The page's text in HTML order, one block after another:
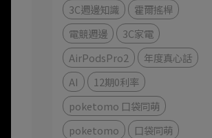
3C週邊知識
霍爾搖桿
電競週邊
3C家電
AirPodsPro2
年度真心話
AI
12期0利率
poketomo 口袋同萌
poketomo
口袋同萌